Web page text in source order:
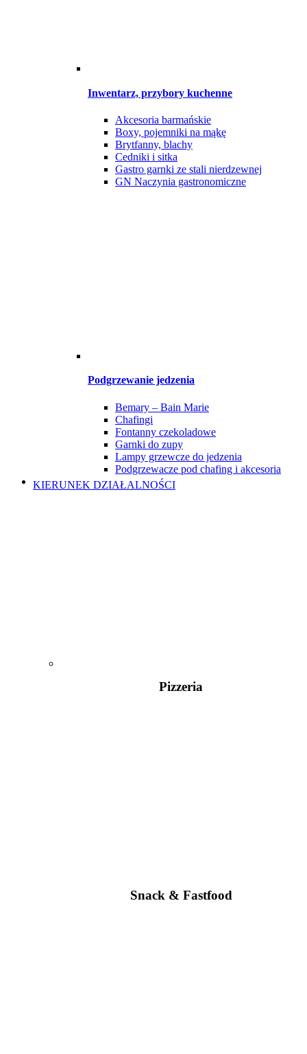
Inwentarz, przybory kuchenne
Akcesoria barmańskie
Boxy, pojemniki na mąkę
Brytfanny, blachy
Cedniki i sitka
Gastro garnki ze stali nierdzewnej
GN Naczynia gastronomiczne
Podgrzewanie jedzenia
Bemary – Bain Marie
Chafingi
Fontanny czekoladowe
Garnki do zupy
Lampy grzewcze do jedzenia
Podgrzewacze pod chafing i akcesoria
KIERUNEK DZIAŁALNOŚCI
Pizzeria
Snack & Fastfood